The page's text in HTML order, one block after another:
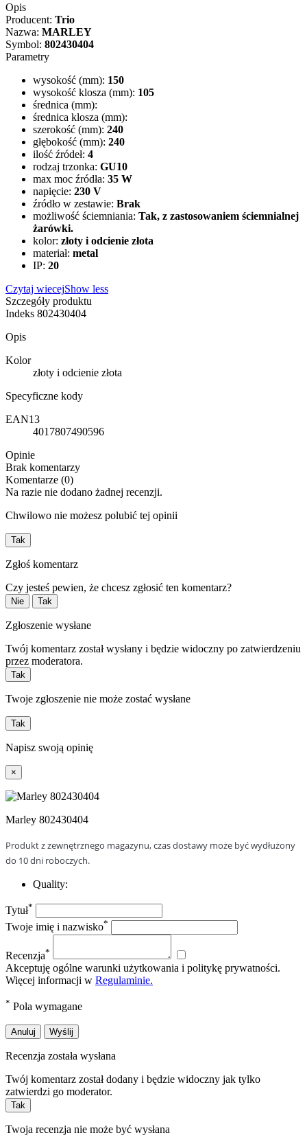
Opis
Producent: Trio
Nazwa: MARLEY
Symbol: 802430404
Parametry
wysokość (mm): 150
wysokość klosza (mm): 105
średnica (mm):
średnica klosza (mm):
szerokość (mm): 240
głębokość (mm): 240
ilość źródeł: 4
rodzaj trzonka: GU10
max moc źródła: 35 W
napięcie: 230 V
źródło w zestawie: Brak
możliwość ściemniania: Tak, z zastosowaniem ściemnialnej
żarówki.
kolor: złoty i odcienie złota
materiał: metal
IP: 20
Czytaj wiecejShow less
Szczegóły produktu
Indeks 802430404
Opis
Kolor
złoty i odcienie złota
Specyficzne kody
EAN13
4017807490596
Opinie
Brak komentarzy
Komentarze (0)
Na razie nie dodano żadnej recenzji.
Chwilowo nie możesz polubić tej opinii
Tak
Zgłoś komentarz
Czy jesteś pewien, że chcesz zgłosić ten komentarz?
Nie Tak
Zgłoszenie wysłane
Twój komentarz został wysłany i będzie widoczny po zatwierdzeniu
przez moderatora.
Tak
Twoje zgłoszenie nie może zostać wysłane
Tak
Napisz swoją opinię
×
Marley 802430404
Produkt z zewnętrznego magazynu, czas dostawy może być wydłużony
do 10 dni roboczych.
Quality:
Tytuł*
Twoje imię i nazwisko*
Recenzja*
Akceptuję ogólne warunki użytkowania i politykę prywatności.
Więcej informacji w Regulaminie.
* Pola wymagane
Anuluj Wyślij
Recenzja została wysłana
Twój komentarz został dodany i będzie widoczny jak tylko
zatwierdzi go moderator.
Tak
Twoja recenzja nie może być wysłana